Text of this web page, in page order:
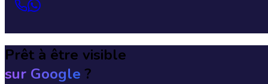
Prêt à être visible
sur Google ?